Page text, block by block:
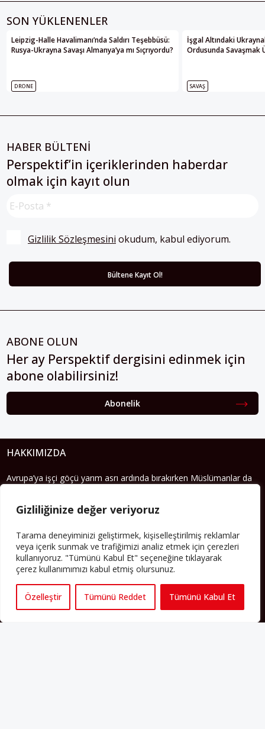
Gizliliğinize değer veriyoruz
Tarama deneyiminizi geliştirmek, kişiselleştirilmiş reklamlar
veya içerik sunmak ve trafiğimizi analiz etmek için çerezleri
kullanıyoruz. "Tümünü Kabul Et" seçeneğine tıklayarak
çerez kullanımımızı kabul etmiş olursunuz.
Özelleştir Tümünü Reddet Tümünü Kabul Et
SON YÜKLENENLER
Leipzig-Halle Havalimanı’nda Saldırı Teşebbüsü:
Rusya-Ukrayna Savaşı Almanya’ya mı Sıçrıyordu?
DRONE
İşgal Altındaki
Ordusunda Savaşmak
SAVAŞ
HABER BÜLTENİ
Perspektif’in içeriklerinden haberdar
olmak için kayıt olun
Gizlilik Sözleşmesini okudum, kabul ediyorum.
ABONE OLUN
Her ay Perspektif dergisini edinmek için
abone olabilirsiniz!
Abonelik
HAKKIMIZDA
Avrupa’ya işçi göçü yarım asrı ardında bırakırken Müslümanlar da
sorgulanmasına neden oldu. Avrupa’da yerleşik bir Müslüman
de Müslümanlar için yeni sorulara da kapı araladı.
Yazının devamı
PERSPEKTIF’I SOSYAL MEDYADA TAKIP EDEBILIRSINIZ